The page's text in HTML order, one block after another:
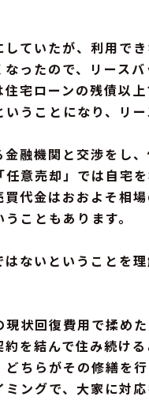
ていたが、利用で
ったので、リース
宅ローンの残債以
うことになり、リ
融機関と交渉をし
意売却」では自宅
代金はおおよそ相
こともあります。
ないということを
状回復費用で揉めた
を結んで住み続ける
ちらがその修繕を
ングで、大家に対